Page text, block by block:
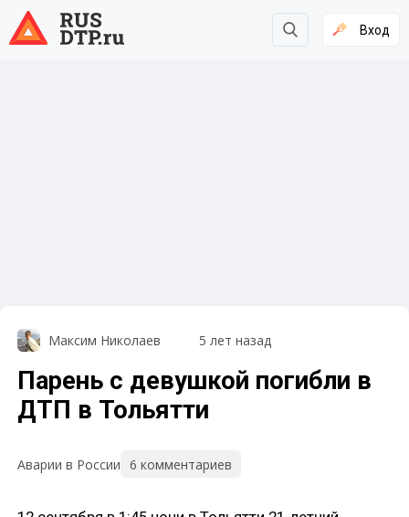
Вход
Максим Николаев 5 лет назад
Парень с девушкой погибли в
ДТП в Тольятти
Аварии в России 6 комментариев